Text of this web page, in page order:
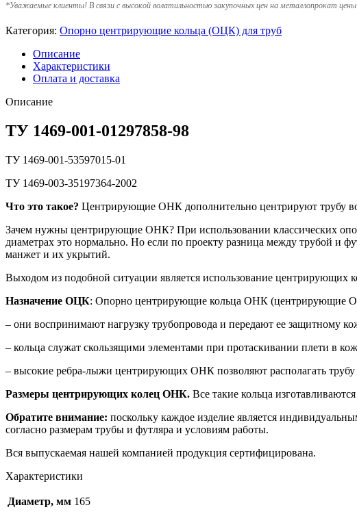
*Уважаемые клиенты! В связи с высокой волатильностью закупочных цен на металлопрокат
Категория: Опорно центрирующие кольца (ОЦК) для труб
Описание
Характеристики
Оплата и доставка
Описание
ТУ 1469-001-01297858-98
ТУ 1469-001-53597015-01
ТУ 1469-003-35197364-2002
Что это такое? Центрирующие ОНК дополнительно центрируют трубу
Зачем нужны центрирующие ОНК? При использовании классических
диаметрах это нормально. Но если по проекту разница между трубой и
манжет и их укрытий.
Выходом из подобной ситуации является использование центрирующих
Назначение ОЦК: Опорно центрирующие кольца ОНК (центрирующие
– они воспринимают нагрузку трубопровода и передают ее защитному
– кольца служат скользящими элементами при протаскивании плети в
– высокие ребра-лыжи центрирующих ОНК позволяют располагать трубу
Размеры центрирующих колец ОНК. Все такие кольца
Обратите внимание: поскольку каждое изделие является
согласно размерам трубы и футляра и условиям работы.
Вся выпускаемая нашей компанией продукция сертифицирована.
Характеристики
Диаметр, мм 165